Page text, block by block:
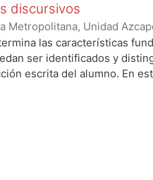
discursivos
Metropolitana, Unidad
Departamento de
; Cervantes Sánchez,
;Sorókina, Tatiana
las características
ser identificados y
escrita del alumno. En